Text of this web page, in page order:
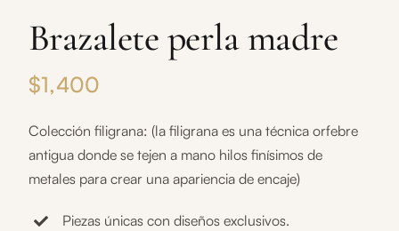
Brazalete perla madre
$1,400
Colección filigrana: (la filigrana es una técnica orfebre
antigua donde se tejen a mano hilos finísimos de
metales para crear una apariencia de encaje)
Piezas únicas con diseños exclusivos.